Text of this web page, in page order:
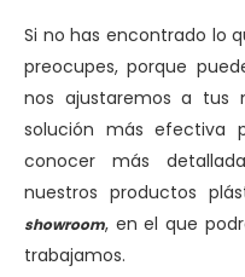
Si no has encontrado lo
preocupes, porque
nos ajustaremos a tus
solución más efectiva
conocer más
nuestros productos
showroom, en el que
trabajamos.